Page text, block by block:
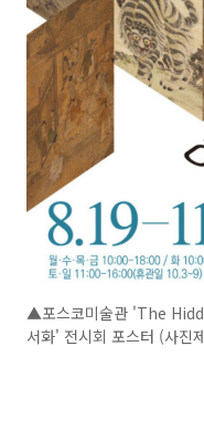
▲포스코미술관 'The
서화' 전시회 포스터 (사진